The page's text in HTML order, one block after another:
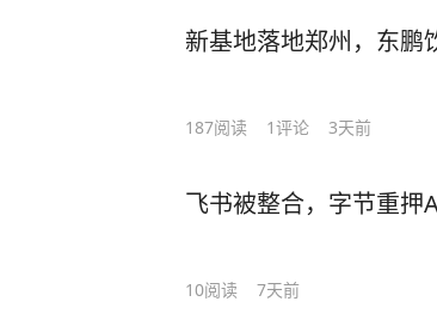
新基地落地郑州，东鹏
187阅读 1评论 3天前
飞书被整合，字节重押
10阅读 7天前